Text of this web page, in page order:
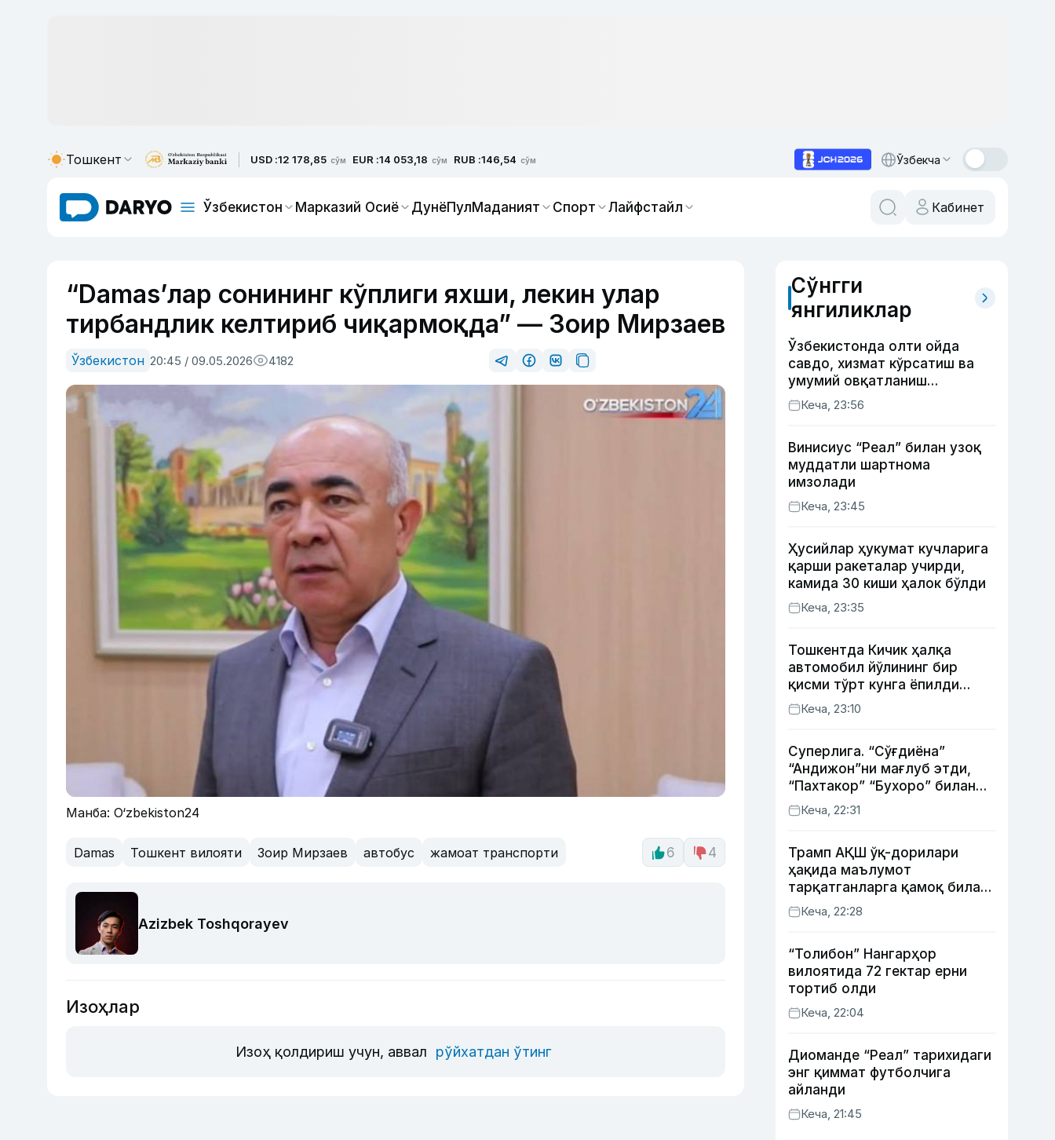
Тошкент USD :12 178,85 сўм EUR :14 053,18 сўм RUB :146,54 сўм Ўзбекча
Ўзбекистон Марказий Осиё ДунёПулМаданият Спорт Лайфстайл Кабинет
“Damas’лар сонининг кўплиги яхши, лекин улар
тирбандлик келтириб чиқармоқда” — Зоир Мирзаев
Ўзбекистон 20:45 / 09.05.2026 4182
Манба: O‘zbekiston24
Damas Тошкент вилояти Зоир Мирзаев автобус жамоат транспорти 6 4
Azizbek Toshqorayev
Изоҳлар
Изоҳ қолдириш учун, аввал рўйхатдан ўтинг
Сўнгги
янгиликлар
Ўзбекистонда олти ойда
савдо, хизмат кўрсатиш ва
умумий овқатланиш
корхоналари қанча солиқ
тўлагани очиқланди
Кеча, 23:56
Винисиус “Реал” билан узоқ
муддатли шартнома
имзолади
Кеча, 23:45
Ҳусийлар ҳукумат кучларига
қарши ракеталар учирди,
камида 30 киши ҳалок бўлди
Кеча, 23:35
Тошкентда Кичик ҳалқа
автомобил йўлининг бир
қисми тўрт кунга ёпилди
(харита)
Кеча, 23:10
Суперлига. “Сўғдиёна”
“Андижон”ни мағлуб этди,
“Пахтакор” “Бухоро” билан
жанговар дуранг қайд этди
Кеча, 22:31
Трамп АҚШ ўқ-дорилари
ҳақида маълумот
тарқатганларга қамоқ билан
таҳдид қилди
Кеча, 22:28
“Толибон” Нангарҳор
вилоятида 72 гектар ерни
тортиб олди
Кеча, 22:04
Диоманде “Реал” тарихидаги
энг қиммат футболчига
айланди
Кеча, 21:45